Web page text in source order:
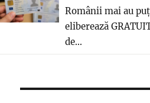
Românii mai au
eliberează
de...